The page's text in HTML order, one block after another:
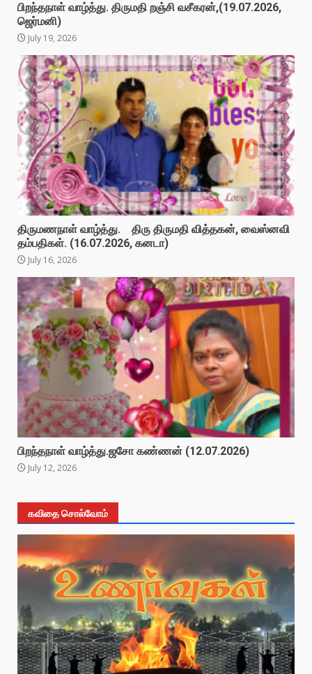
பிறந்தநாள் வாழ்த்து. திருமதி றஞ்சி வசீகரன்,(19.07.2026,
ஜெர்மனி)
July 19, 2026
திருமணநாள் வாழ்த்து. திரு திருமதி வித்தகன், வைஸ்னவி
தம்பதிகள். (16.07.2026, கனடா)
July 16, 2026
பிறந்தநாள் வாழ்த்து.ஜசோ கண்ணன் (12.07.2026)
July 12, 2026
கவிதை சொல்வோம்